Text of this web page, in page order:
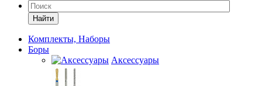
Найти
Комплекты, Наборы
Боры
Аксессуары